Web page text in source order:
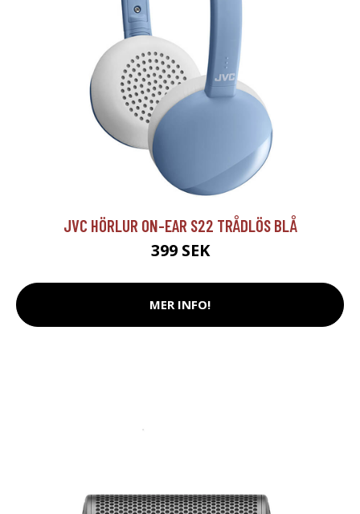
JVC HÖRLUR ON-EAR S22 TRÅDLÖS BLÅ
399 SEK
MER INFO!